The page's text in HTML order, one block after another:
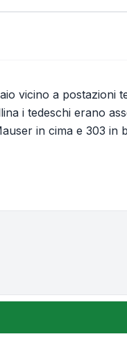
vicino a postazioni
i tedeschi erano
in cima e 303 in